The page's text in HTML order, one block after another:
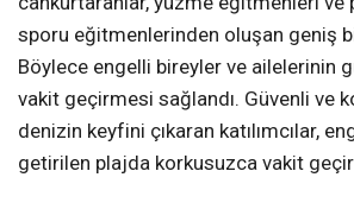
sporu eğitmenlerinden oluşan geniş
Böylece engelli bireyler ve ailelerinin
vakit geçirmesi sağlandı. Güvenli ve
denizin keyfini çıkaran katılımcılar,
getirilen plajda korkusuzca vakit